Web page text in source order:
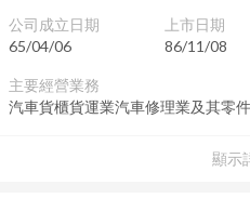
顯示
公司成立日期
65/04/06
上市日期
86/11/08
主要經營業務
汽車貨櫃貨運業汽車修理業及其零